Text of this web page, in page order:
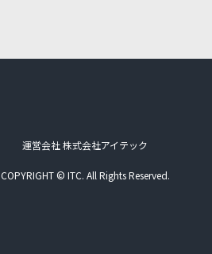
運営会社 株式会社アイテック
COPYRIGHT © ITC. All Rights Reserved.